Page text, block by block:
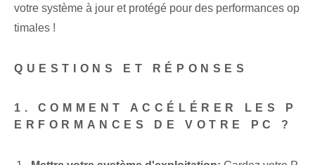
votre système à jour et protégé pour des performances op
timales !
QUESTIONS ET RÉPONSES
1. COMMENT ACCÉLÉRER LES P
ERFORMANCES DE VOTRE PC ?